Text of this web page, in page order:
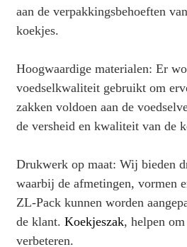
aan de verpakkingsbehoeften
koekjes.
Hoogwaardige materialen: Er
voedselkwaliteit gebruikt om
zakken voldoen aan de
de versheid en kwaliteit van de
Drukwerk op maat: Wij bieden
waarbij de afmetingen, vormen
ZL-Pack kunnen worden
de klant. Koekjeszak, helpen
verbeteren.